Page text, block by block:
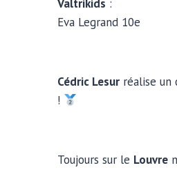
Valtrikids :
Eva Legrand 10e
Cédric Lesur réalise un
!
Toujours sur le Louvre